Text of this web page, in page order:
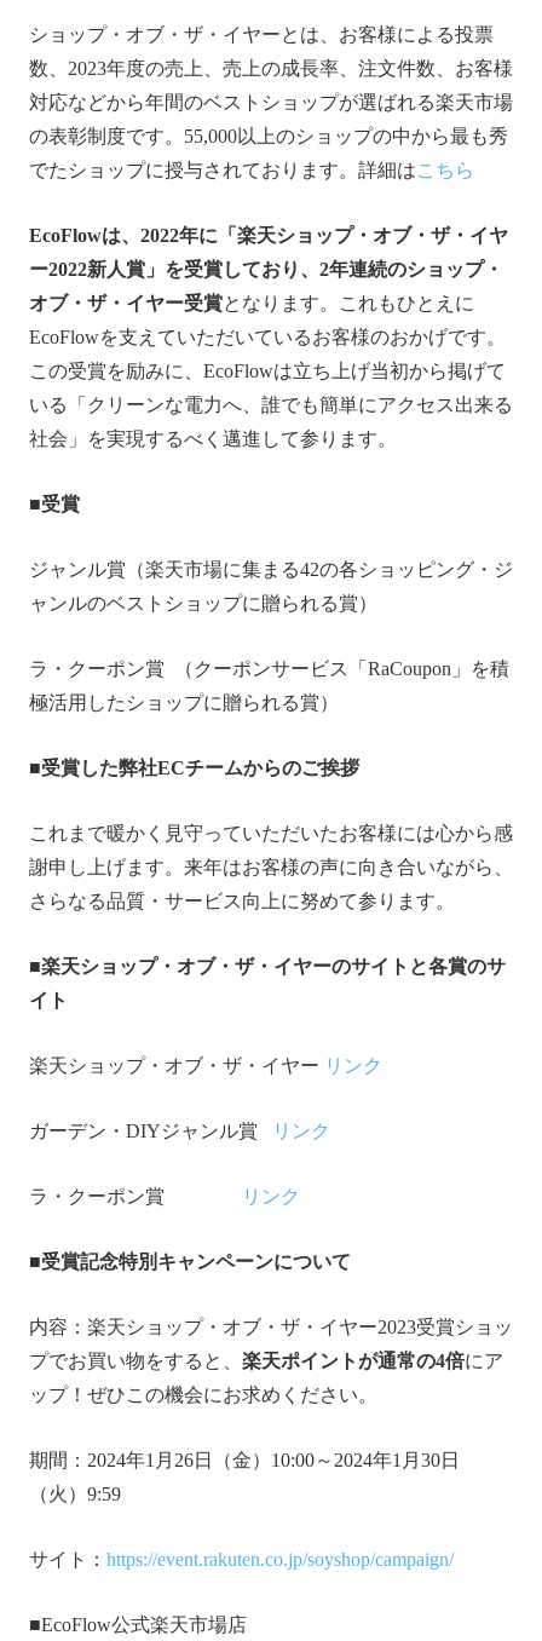
ショップ・オブ・ザ・イヤーとは、お客様による投票
数、2023年度の売上、売上の成長率、注文件数、お客様
対応などから年間のベストショップが選ばれる楽天市場
の表彰制度です。55,000以上のショップの中から最も秀
でたショップに授与されております。詳細はこちら
EcoFlowは、 2022年に「楽天ショップ・オブ・ザ・イヤ
ー2022新人賞」を受賞しており、 2年連続のショップ・
オブ・ザ・イヤー受賞となります。これもひとえに
EcoFlowを支えていただいているお客様のおかげです。
この受賞を励みに、EcoFlowは立ち上げ当初から掲げて
いる「クリーンな電力へ、誰でも簡単にアクセス出来る
社会」を実現するべく邁進して参ります。
■受賞
ジャンル賞（楽天市場に集まる42の各ショッピング・ジ
ャンルのベストショップに贈られる賞）
ラ・クーポン賞 （クーポンサービス「RaCoupon」を積
極活用したショップに贈られる賞）
■受賞した弊社ECチームからのご挨拶
これまで暖かく見守っていただいたお客様には心から感
謝申し上げます。来年はお客様の声に向き合いながら、
さらなる品質・サービス向上に努めて参ります。
■楽天ショップ・オブ・ザ・イヤーのサイトと各賞のサ
イト
楽天ショップ・オブ・ザ・イヤー リンク
ガーデン・DIYジャンル賞 リンク
ラ・クーポン賞 リンク
■受賞記念特別キャンペーンについて
内容：楽天ショップ・オブ・ザ・イヤー2023受賞ショッ
プでお買い物をすると、 楽天ポイントが通常の4倍にア
ップ！ぜひこの機会にお求めください。
期間：2024年1月26日（金）10:00～2024年1月30日
（火）9:59
サイト： https://event.rakuten.co.jp/soyshop/campaign/
■EcoFlow公式楽天市場店